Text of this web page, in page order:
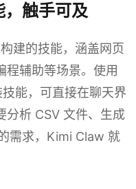
触手可及
建的技能，涵盖网页
程辅助等场景。使用
能，可直接在聊天界
分析 CSV 文件、生成
需求，Kimi Claw 就